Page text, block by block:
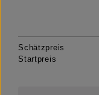
Schätzpreis
Startpreis